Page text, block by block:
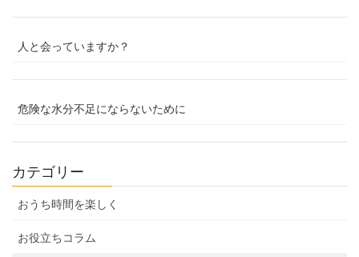
人と会っていますか？
危険な水分不足にならないために
カテゴリー
おうち時間を楽しく
お役立ちコラム